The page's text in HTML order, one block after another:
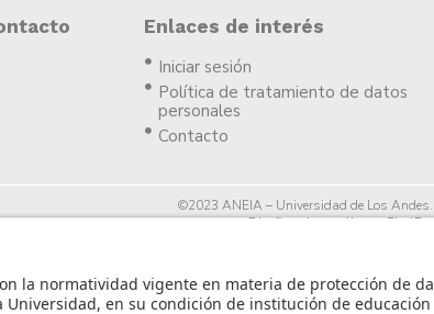
Enlaces de interés
Iniciar sesión
Política de tratamiento de datos
personales
Contacto
©2023 ANEIA – Universidad de Los Andes.
Diseño y desarrollo por PixelPro